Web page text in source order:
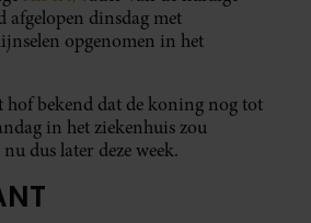
afgelopen dinsdag met
opgenomen in het
hof bekend dat de koning nog tot
in het ziekenhuis zou
dus later deze week.